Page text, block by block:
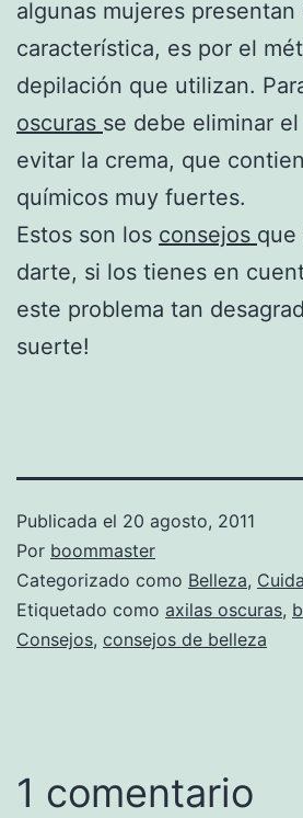
algunas mujeres presentan
característica, es por el
depilación que utilizan.
oscuras se debe eliminar
evitar la crema, que
químicos muy fuertes.
Estos son los consejos que
darte, si los tienes en
este problema tan
suerte!
Publicada el 20 agosto, 2011
Por boommaster
Categorizado como Belleza,
Etiquetado como axilas oscuras,
Consejos, consejos de belleza
1 comentario